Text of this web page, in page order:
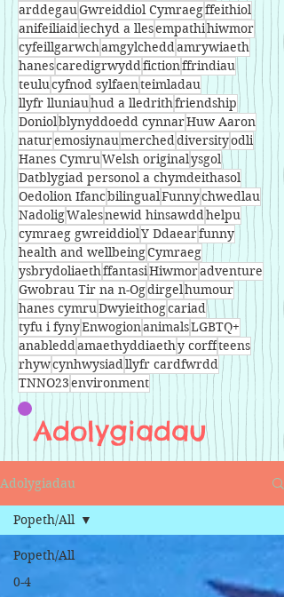
arddegauGwreiddiol Cymraegffeithiol
anifeiliaidiechyd a llesempathihiwmor
cyfeillgarwchamgylcheddamrywiaeth
hanescaredigrwyddfictionffrindiau
teulucyfnod sylfaenteimladau
llyfr lluniauhud a lledrithfriendship
Doniolblynyddoedd cynnarHuw Aaron
naturemosiynaumercheddiversityodli
Hanes CymruWelsh originalysgol
Datblygiad personol a chymdeithasol
Oedolion IfancbilingualFunnychwedlau
NadoligWalesnewid hinsawddhelpu
cymraeg gwreiddiolY Ddaearfunny
health and wellbeingCymraeg
ysbrydoliaethffantasiHiwmoradventure
Gwobrau Tir na n-Ogdirgelhumour
hanes cymruDwyieithogcariad
tyfu i fynyEnwogionanimalsLGBTQ+
anableddamaethyddiaethy corffteens
rhywcynhwysiadllyfr cardfwrdd
TNNO23environment
Adolygiadau
Adolygiadau
Popeth/All
0-4
Popeth/All